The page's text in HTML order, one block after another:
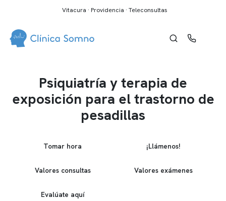
Vitacura · Providencia · Teleconsultas
Psiquiatría y terapia de
exposición para el trastorno de
pesadillas
Tomar hora ¡Llámenos!
Valores consultas Valores exámenes
Evalúate aquí